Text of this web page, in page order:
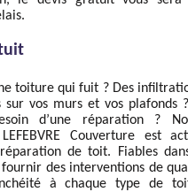
toiture qui fuit ? Des
sur vos murs et vos plafonds
d’une réparation ?
Couverture est
de toit. Fiables
fournir des interventions de
à chaque type de